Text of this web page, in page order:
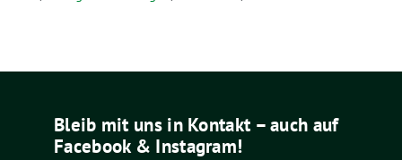
Bleib mit uns in Kontakt – auch auf
Facebook & Instagram!